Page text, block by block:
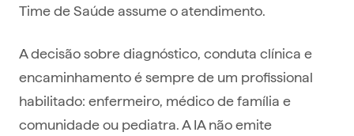
Time de Saúde assume o atendimento.
A decisão sobre diagnóstico, conduta clínica e
encaminhamento é sempre de um profissional
habilitado: enfermeiro, médico de família e
comunidade ou pediatra. A IA não emite